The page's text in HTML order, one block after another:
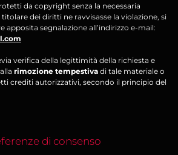
da copyright senza la necessaria
dei diritti ne ravvisasse la violazione, si
apposita segnalazione all’indirizzo e-mail:
verifica della legittimità della richiesta e
rimozione tempestiva di tale materiale o
crediti autorizzativi, secondo il principio del
di consenso